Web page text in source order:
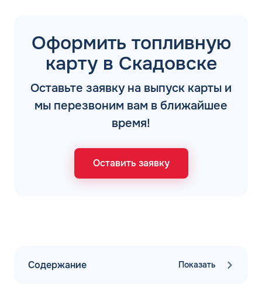
Оформить топливную
карту в Скадовске
Оставьте заявку на выпуск карты и
мы перезвоним вам в ближайшее
время!
Оставить заявку
Содержание Показать